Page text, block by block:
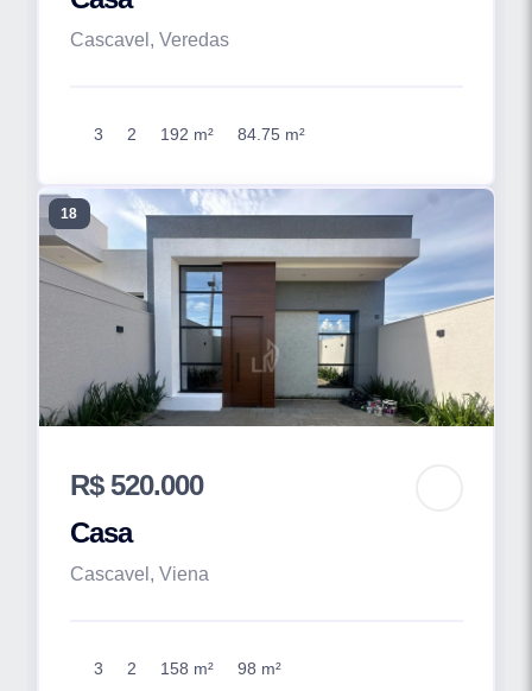
Cascavel, Veredas
3 2 192 m² 84.75 m²
18
R$ 520.000
Casa
Cascavel, Viena
3 2 158 m² 98 m²